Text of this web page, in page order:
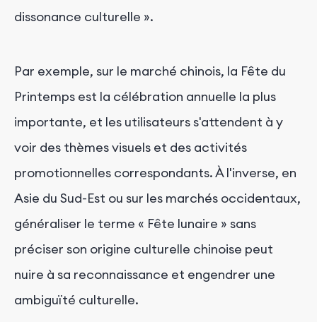
dissonance culturelle ».
Par exemple, sur le marché chinois, la Fête du
Printemps est la célébration annuelle la plus
importante, et les utilisateurs s'attendent à y
voir des thèmes visuels et des activités
promotionnelles correspondants. À l'inverse, en
Asie du Sud-Est ou sur les marchés occidentaux,
généraliser le terme « Fête lunaire » sans
préciser son origine culturelle chinoise peut
nuire à sa reconnaissance et engendrer une
ambiguïté culturelle.